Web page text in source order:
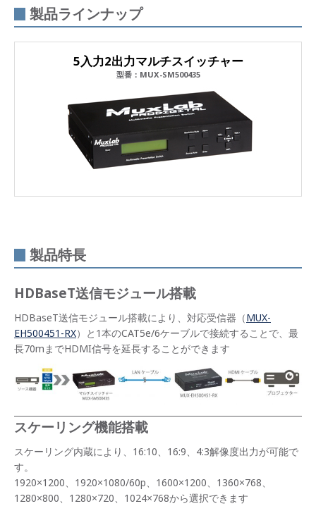
製品ラインナップ
5入力2出力マルチスイッチャー
型番：MUX-SM500435
製品特長
HDBaseT送信モジュール搭載
HDBaseT送信モジュール搭載により、対応受信器（MUX-
EH500451-RX）と1本のCAT5e/6ケーブルで接続することで、最
長70mまでHDMI信号を延長することができます
スケーリング機能搭載
スケーリング内蔵により、16:10、16:9、4:3解像度出力が可能で
す。
1920×1200、1920×1080/60p、1600×1200、1360×768、
1280×800、1280×720、1024×768から選択できます